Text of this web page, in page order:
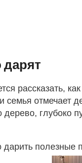
дарят
рассказать, как
семья отмечает
дерево, глубоко
полезные